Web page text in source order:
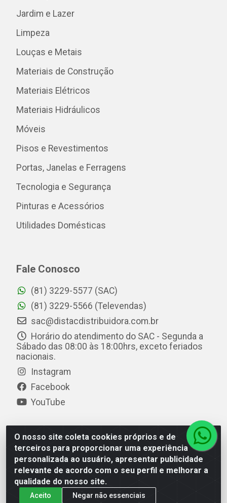
O nosso site coleta cookies próprios e de
terceiros para proporcionar uma experiência
personalizada ao usuário, apresentar publicidade
relevante de acordo com o seu perfil e melhorar a
qualidade do nosso site.
Aceito Negar não essenciais
Jardim e Lazer
Limpeza
Louças e Metais
Materiais de Construção
Materiais Elétricos
Materiais Hidráulicos
Móveis
Pisos e Revestimentos
Portas, Janelas e Ferragens
Tecnologia e Segurança
Pinturas e Acessórios
Utilidades Domésticas
Fale Conosco
(81) 3229-5577 (SAC)
(81) 3229-5566 (Televendas)
sac@distacdistribuidora.com.br
Horário do atendimento do SAC - Segunda a
Sábado das 08:00 às 18:00hrs, exceto feriados
nacionais.
Instagram
Facebook
YouTube
Distac Distribuidora - Av. Durval de Góes Monteiro, 7049
- Jardim Petrópolis - Maceió/AL - CEP 57061-000 - CNPJ
08.072.649/0001-20